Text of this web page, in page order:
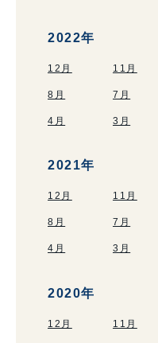
2022年
12月 11月
8月 7月
4月 3月
2021年
12月 11月
8月 7月
4月 3月
2020年
12月 11月